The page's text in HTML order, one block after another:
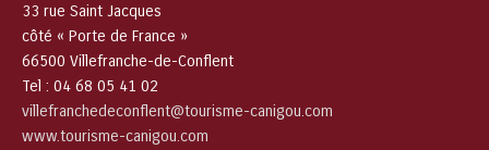
33 rue Saint Jacques
côté « Porte de France »
66500 Villefranche-de-Conflent
Tel : 04 68 05 41 02
villefranchedeconflent@tourisme-canigou.com
www.tourisme-canigou.com